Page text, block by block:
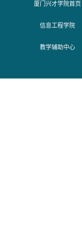
厦门兴才学院首页
信息工程学院
教学辅助中心